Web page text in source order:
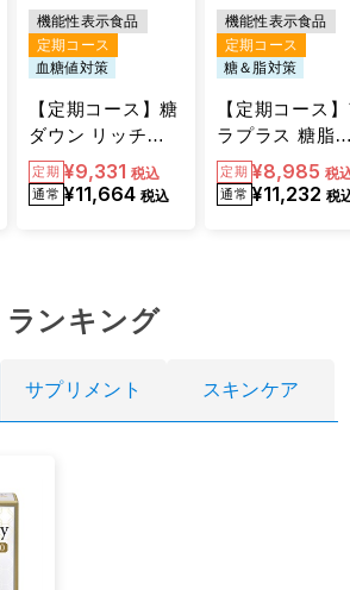
機能性表示食品
定期コース
血糖値対策
【定期コース】糖
ダウン リッチ
（60粒／60日分）
¥9,331 税込
¥11,664 税込
機能性表示食品
定期コース
糖＆脂対策
【定期コース
ラプラス 糖脂
ウン(120粒/60
分) 20%オフ
¥8,985 税
¥11,232 税
ランキング
サプリメント スキンケア